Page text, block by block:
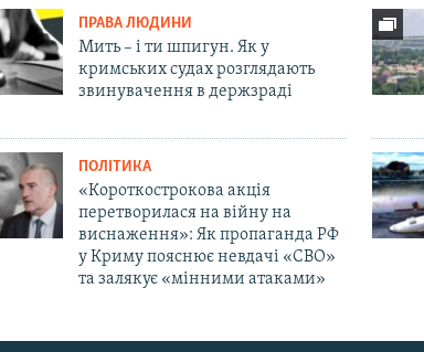
ПРАВА ЛЮДИНИ
Мить – і ти шпигун. Як у
кримських судах розглядають
звинувачення в держзраді
ПОЛІТИКА
«Короткострокова акція
перетворилася на війну на
виснаження»: Як пропаганда РФ
у Криму пояснює невдачі «СВО»
та залякує «мінними атаками»